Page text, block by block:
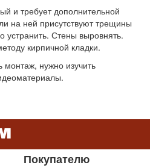
и требует дополнительной
на ней присутствуют трещины
устранить. Стены выровнять.
кирпичной кладки.
нужно изучить
Покупателю